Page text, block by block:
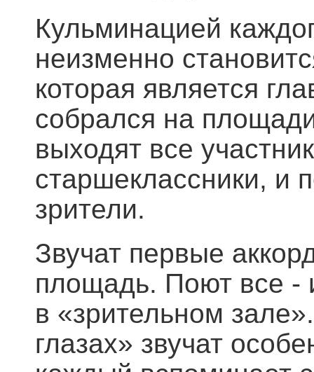
Кульминацией
неизменно
которая является
собрался на
выходят все
старшеклассники, и
зрители.
Звучат первые
площадь. Поют все -
в «зрительном
глазах» звучат